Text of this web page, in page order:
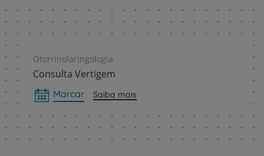
Otorrinolaringologia
Consulta Vertigem
Marcar Saiba mais